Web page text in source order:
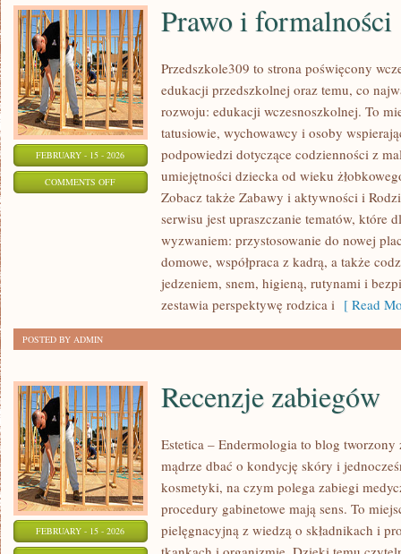
FEBRUARY - 15 - 2026
COMMENTS OFFON
FORMALNOŚCI
Prawo i formalności
Przedszkole309 to strona poświęcony
edukacji przedszkolnej oraz temu, co
rozwoju: edukacji wczesnoszkolnej. To
tatusiowie, wychowawcy i osoby
podpowiedzi dotyczące codzienności z
umiejętności dziecka od wieku
Zobacz także Zabawy i aktywności i
serwisu jest upraszczanie tematów, które
wyzwaniem: przystosowanie do nowej
domowe, współpraca z kadrą, a także
jedzeniem, snem, higieną, rutynami i
zestawia perspektywę rodzica i [ Read
POSTED BY ADMIN
FEBRUARY - 15 - 2026
Recenzje zabiegów
Estetica – Endermologia to blog
mądrze dbać o kondycję skóry i
kosmetyki, na czym polega zabiegi
procedury gabinetowe mają sens. To
pielęgnacyjną z wiedzą o składnikach i